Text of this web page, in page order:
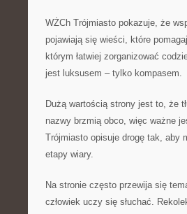
WŻCh Trójmiasto pokazuje, że
pojawiają się wieści, które
którym łatwiej zorganizować
jest luksusem – tylko kompasem.
Dużą wartością strony jest to, że
nazwy brzmią obco, więc ważne
Trójmiasto opisuje drogę tak, aby
etapy wiary.
Na stronie często przewija się
człowiek uczy się słuchać.